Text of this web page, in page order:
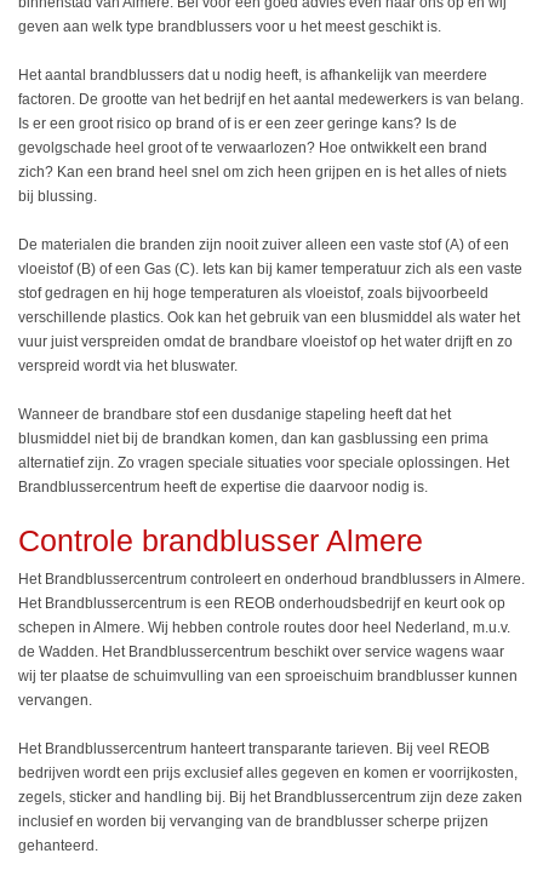
geven aan welk type brandblussers voor u het meest geschikt is.
Het aantal brandblussers dat u nodig heeft, is afhankelijk van meerdere
factoren. De grootte van het bedrijf en het aantal medewerkers is van belang.
Is er een groot risico op brand of is er een zeer geringe kans? Is de
gevolgschade heel groot of te verwaarlozen? Hoe ontwikkelt een brand
zich? Kan een brand heel snel om zich heen grijpen en is het alles of niets
bij blussing.
De materialen die branden zijn nooit zuiver alleen een vaste stof (A) of een
vloeistof (B) of een Gas (C). Iets kan bij kamer temperatuur zich als een vaste
stof gedragen en hij hoge temperaturen als vloeistof, zoals bijvoorbeeld
verschillende plastics. Ook kan het gebruik van een blusmiddel als water het
vuur juist verspreiden omdat de brandbare vloeistof op het water drijft en zo
verspreid wordt via het bluswater.
Wanneer de brandbare stof een dusdanige stapeling heeft dat het
blusmiddel niet bij de brandkan komen, dan kan gasblussing een prima
alternatief zijn. Zo vragen speciale situaties voor speciale oplossingen. Het
Brandblussercentrum heeft de expertise die daarvoor nodig is.
Controle brandblusser Almere
Het Brandblussercentrum controleert en onderhoud brandblussers in Almere.
Het Brandblussercentrum is een REOB onderhoudsbedrijf en keurt ook op
schepen in Almere. Wij hebben controle routes door heel Nederland, m.u.v.
de Wadden. Het Brandblussercentrum beschikt over service wagens waar
wij ter plaatse de schuimvulling van een sproeischuim brandblusser kunnen
vervangen.
Het Brandblussercentrum hanteert transparante tarieven. Bij veel REOB
bedrijven wordt een prijs exclusief alles gegeven en komen er voorrijkosten,
zegels, sticker and handling bij. Bij het Brandblussercentrum zijn deze zaken
inclusief en worden bij vervanging van de brandblusser scherpe prijzen
gehanteerd.